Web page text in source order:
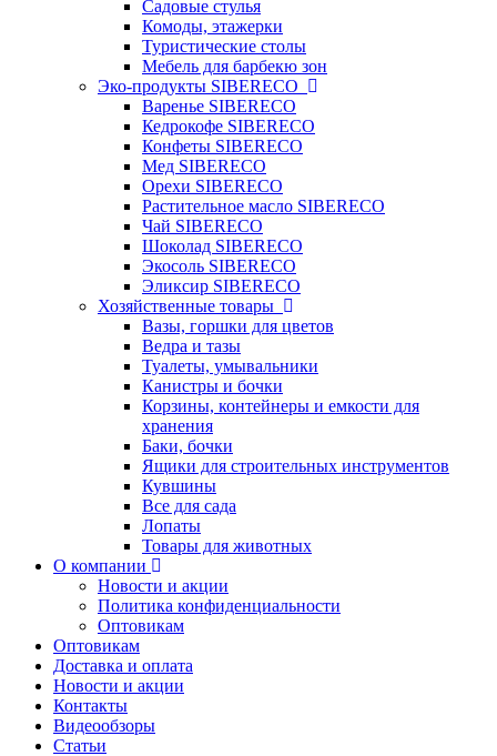
Садовые стулья
Комоды, этажерки
Туристические столы
Мебель для барбекю зон
Эко-продукты SIBERECO
Варенье SIBERECO
Кедрокофе SIBERECO
Конфеты SIBERECO
Мед SIBERECO
Орехи SIBERECO
Растительное масло SIBERECO
Чай SIBERECO
Шоколад SIBERECO
Экосоль SIBERECO
Эликсир SIBERECO
Хозяйственные товары
Вазы, горшки для цветов
Ведра и тазы
Туалеты, умывальники
Канистры и бочки
Корзины, контейнеры и емкости для
хранения
Баки, бочки
Ящики для строительных инструментов
Кувшины
Все для сада
Лопаты
Товары для животных
О компании
Новости и акции
Политика конфиденциальности
Оптовикам
Оптовикам
Доставка и оплата
Новости и акции
Контакты
Видеообзоры
Статьи